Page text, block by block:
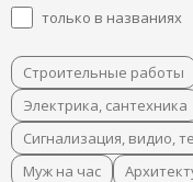
только в названиях
Строительные работы
Электрика, сантехника
Сигнализация, видио,
Муж на час